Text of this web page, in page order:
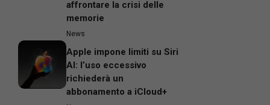
affrontare la crisi delle
memorie
News
Apple impone limiti su Siri
AI: l’uso eccessivo
richiederà un
abbonamento a iCloud+